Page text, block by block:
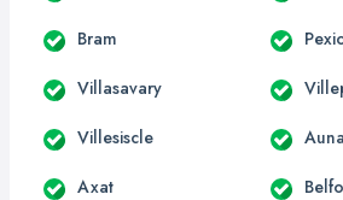
Bram
Villasavary
Villesiscle
Axat